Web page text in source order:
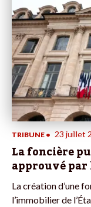
TRIBUNE • 23 juillet
La foncière
approuvé
La création d’une
l’immobilier de